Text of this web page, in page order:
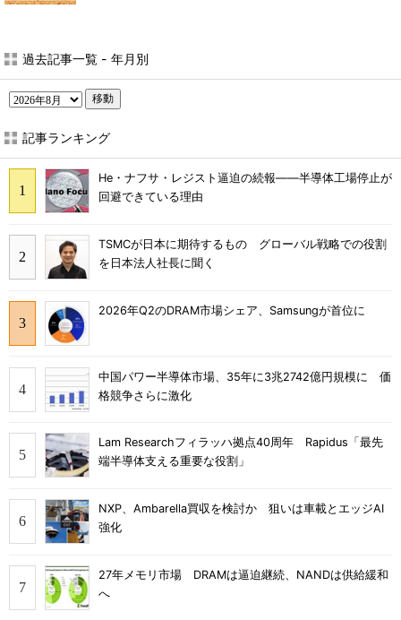
過去記事一覧 - 年月別
移動
記事ランキング
He・ナフサ・レジスト逼迫の続報――半導体工場停止が
回避できている理由
TSMCが日本に期待するもの グローバル戦略での役割
を日本法人社長に聞く
2026年Q2のDRAM市場シェア、Samsungが首位に
中国パワー半導体市場、35年に3兆2742億円規模に 価
格競争さらに激化
Lam Researchフィラッハ拠点40周年 Rapidus「最先
端半導体支える重要な役割」
NXP、Ambarella買収を検討か 狙いは車載とエッジAI
強化
27年メモリ市場 DRAMは逼迫継続、NANDは供給緩和
へ